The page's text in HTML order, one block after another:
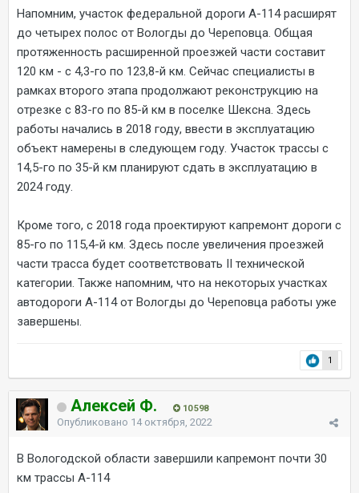
Напомним, участок федеральной дороги А-114 расширят
до четырех полос от Вологды до Череповца. Общая
протяженность расширенной проезжей части составит
120 км - с 4,3-го по 123,8-й км. Сейчас специалисты в
рамках второго этапа продолжают реконструкцию на
отрезке с 83-го по 85-й км в поселке Шексна. Здесь
работы начались в 2018 году, ввести в эксплуатацию
объект намерены в следующем году. Участок трассы с
14,5-го по 35-й км планируют сдать в эксплуатацию в
2024 году.
Кроме того, с 2018 года проектируют капремонт дороги с
85-го по 115,4-й км. Здесь после увеличения проезжей
части трасса будет соответствовать II технической
категории. Также напомним, что на некоторых участках
автодороги А-114 от Вологды до Череповца работы уже
завершены.
1
Алексей Ф. 10 598
Опубликовано 14 октября, 2022
В Вологодской области завершили капремонт почти 30
км трассы А-114